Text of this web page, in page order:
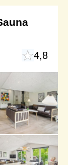
4,8